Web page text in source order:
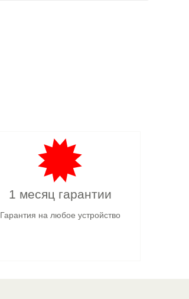
1 месяц гарантии
Гарантия на любое устройство